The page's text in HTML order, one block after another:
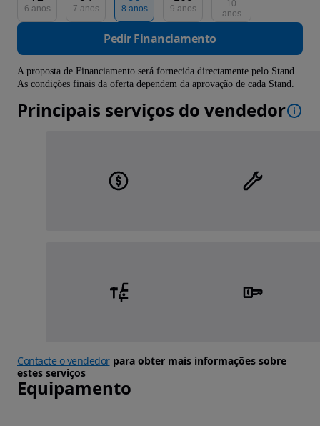
6 anos 7 anos 8 anos 9 anos
10
anos
Pedir Financiamento
A proposta de Financiamento será fornecida directamente pelo Stand.
As condições finais da oferta dependem da aprovação de cada Stand.
Principais serviços do vendedor
Contacte o vendedorpara obter mais informações sobre
estes serviços
Equipamento